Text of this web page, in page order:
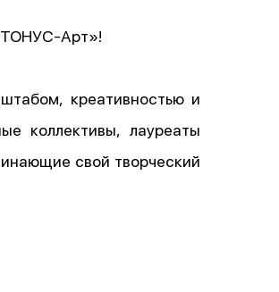
Арт»!
креативностью и
коллективы, лауреаты
свой творческий